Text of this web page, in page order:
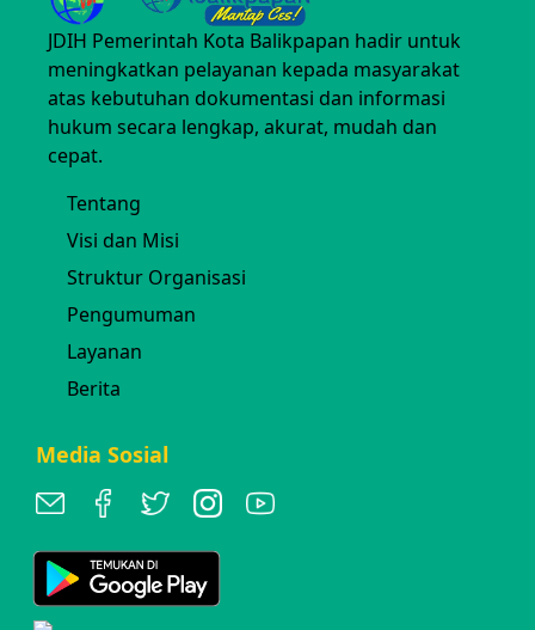
JDIH Pemerintah Kota Balikpapan hadir untuk
meningkatkan pelayanan kepada masyarakat
atas kebutuhan dokumentasi dan informasi
hukum secara lengkap, akurat, mudah dan
cepat.
Tentang
Visi dan Misi
Struktur Organisasi
Pengumuman
Layanan
Berita
Media Sosial